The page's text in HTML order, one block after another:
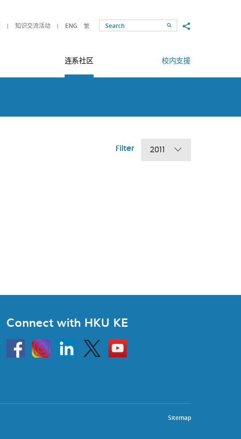
知识交流活动 ENG 繁 SearchShare to
连系社区 校内支援
Filter 2011
Connect with HKU KE
HKU
InstagramLinkedin Twitter
Go
to
HKU
Sitemap